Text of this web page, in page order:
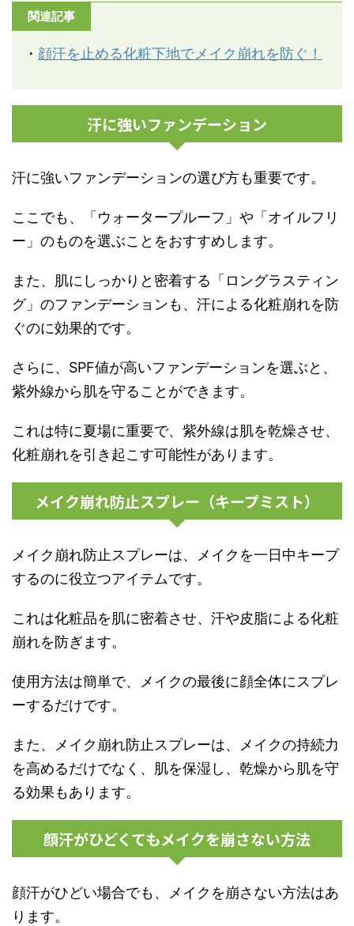
関連記事
・ 顔汗を止める化粧下地でメイク崩れを防ぐ！
汗に強いファンデーション
汗に強いファンデーションの選び方も重要です。
ここでも、「ウォータープルーフ」や「オイルフリ
ー」のものを選ぶことをおすすめします。
また、肌にしっかりと密着する「ロングラスティン
グ」のファンデーションも、汗による化粧崩れを防
ぐのに効果的です。
さらに、SPF値が高いファンデーションを選ぶと、
紫外線から肌を守ることができます。
これは特に夏場に重要で、紫外線は肌を乾燥させ、
化粧崩れを引き起こす可能性があります。
メイク崩れ防止スプレー（キープミスト）
メイク崩れ防止スプレーは、メイクを一日中キープ
するのに役立つアイテムです。
これは化粧品を肌に密着させ、汗や皮脂による化粧
崩れを防ぎます。
使用方法は簡単で、メイクの最後に顔全体にスプレ
ーするだけです。
また、メイク崩れ防止スプレーは、メイクの持続力
を高めるだけでなく、肌を保湿し、乾燥から肌を守
る効果もあります。
顔汗がひどくてもメイクを崩さない方法
顔汗がひどい場合でも、メイクを崩さない方法はあ
ります。